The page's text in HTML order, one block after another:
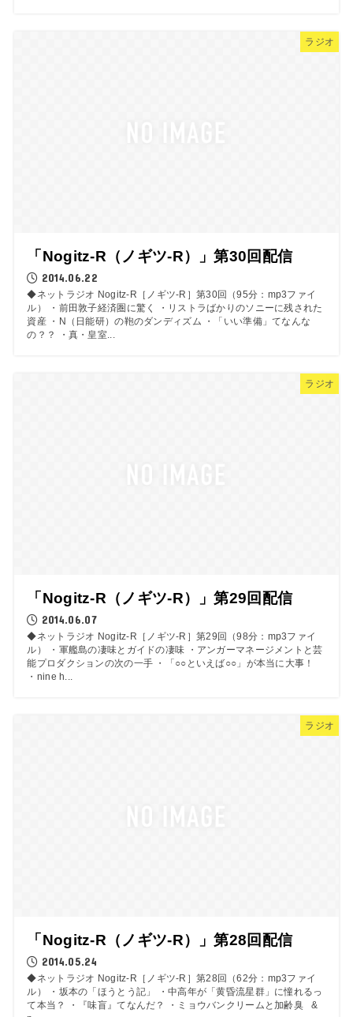
ラジオ
「Nogitz-R（ノギツ-R）」第30回配信
2014.06.22
◆ネットラジオ Nogitz-R［ノギツ-R］第30回（95分：mp3ファイ
ル） ・前田敦子経済圏に驚く ・リストラばかりのソニーに残された
資産 ・N（日能研）の鞄のダンディズム ・「いい準備」てなんな
の？？ ・真・皇室...
ラジオ
「Nogitz-R（ノギツ-R）」第29回配信
2014.06.07
◆ネットラジオ Nogitz-R［ノギツ-R］第29回（98分：mp3ファイ
ル） ・軍艦島の凄味とガイドの凄味 ・アンガーマネージメントと芸
能プロダクションの次の一手 ・「○○といえば○○」が本当に大事！
・nine h...
ラジオ
「Nogitz-R（ノギツ-R）」第28回配信
2014.05.24
◆ネットラジオ Nogitz-R［ノギツ-R］第28回（62分：mp3ファイ
ル） ・坂本の「ほうとう記」 ・中高年が「黄昏流星群」に憧れるっ
て本当？ ・『味盲』てなんだ？ ・ミョウバンクリームと加齢臭 &